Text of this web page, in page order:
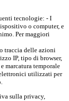
tecnologie: - I
o computer, e
Per maggiori
traccia delle azioni
IP, tipo di browser,
marcatura temporale
utilizzati per
sulla privacy,